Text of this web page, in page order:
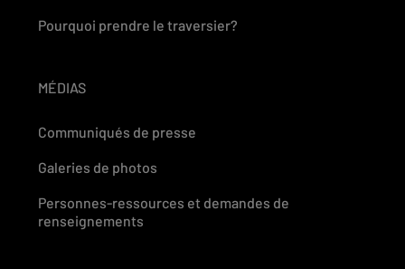
Pourquoi prendre le traversier?
MÉDIAS
Communiqués de presse
Galeries de photos
Personnes-ressources et demandes de
renseignements